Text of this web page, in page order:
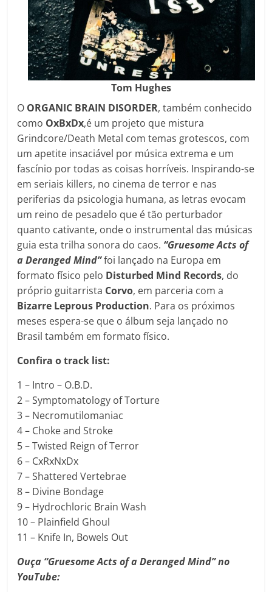
Tom Hughes
O ORGANIC BRAIN DISORDER, também conhecido
como OxBxDx,é um projeto que mistura
Grindcore/Death Metal com temas grotescos, com
um apetite insaciável por música extrema e um
fascínio por todas as coisas horríveis. Inspirando-se
em seriais killers, no cinema de terror e nas
periferias da psicologia humana, as letras evocam
um reino de pesadelo que é tão perturbador
quanto cativante, onde o instrumental das músicas
guia esta trilha sonora do caos. “Gruesome Acts of
a Deranged Mind”foi lançado na Europa em
formato físico pelo Disturbed Mind Records, do
próprio guitarrista Corvo, em parceria com a
Bizarre Leprous Production. Para os próximos
meses espera-se que o álbum seja lançado no
Brasil também em formato físico.
Confira o track list:
1 – Intro – O.B.D.
2 – Symptomatology of Torture
3 – Necromutilomaniac
4 – Choke and Stroke
5 – Twisted Reign of Terror
6 – CxRxNxDx
7 – Shattered Vertebrae
8 – Divine Bondage
9 – Hydrochloric Brain Wash
10 – Plainfield Ghoul
11 – Knife In, Bowels Out
Ouça “Gruesome Acts of a Deranged Mind” no
YouTube: